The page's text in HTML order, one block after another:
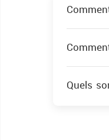
Quels